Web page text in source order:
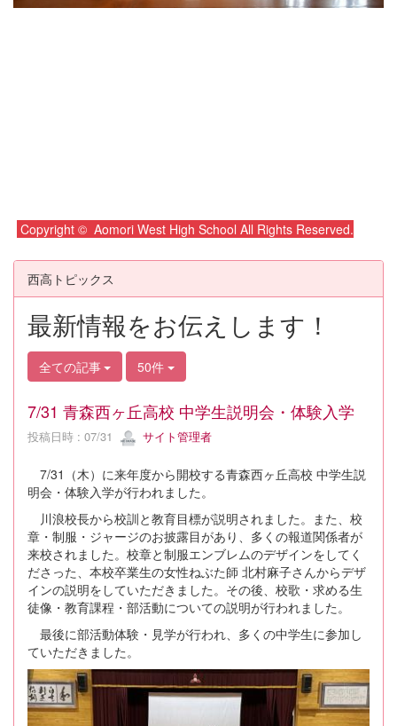
Copyright © Aomori West High School All Rights Reserved.
西高トピックス
最新情報をお伝えします！
全ての記事 50件
7/31 青森西ヶ丘高校 中学生説明会・体験入学
投稿日時 : 07/31 サイト管理者
7/31（木）に来年度から開校する青森西ヶ丘高校 中学生説
明会・体験入学が行われました。
川浪校長から校訓と教育目標が説明されました。また、校
章・制服・ジャージのお披露目があり、多くの報道関係者が
来校されました。校章と制服エンブレムのデザインをしてく
ださった、本校卒業生の女性ねぶた師 北村麻子さんからデザ
インの説明をしていただきました。その後、校歌・求める生
徒像・教育課程・部活動についての説明が行われました。
最後に部活動体験・見学が行われ、多くの中学生に参加し
ていただきました。